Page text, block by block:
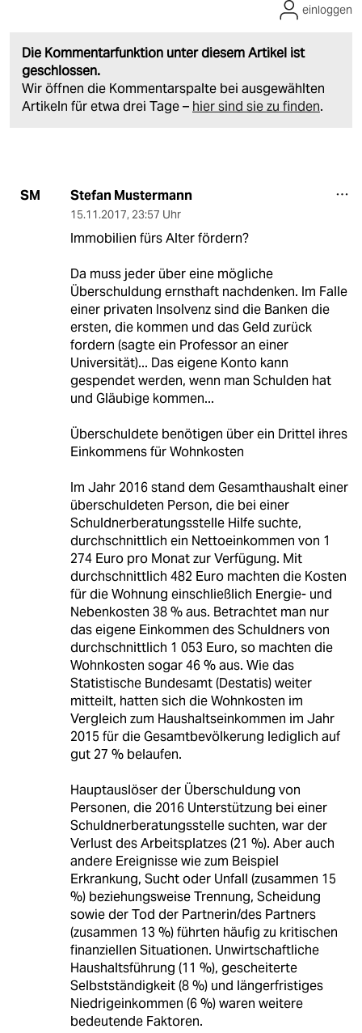
Die Kommentarfunktion unter diesem Artikel ist
geschlossen.
Wir öffnen die Kommentarspalte bei ausgewählten
Artikeln für etwa drei Tage – hier sind sie zu finden.
einloggen
SM Stefan Mustermann
15.11.2017, 23:57 Uhr
Immobilien fürs Alter fördern?
Da muss jeder über eine mögliche
Überschuldung ernsthaft nachdenken. Im Falle
einer privaten Insolvenz sind die Banken die
ersten, die kommen und das Geld zurück
fordern (sagte ein Professor an einer
Universität)... Das eigene Konto kann
gespendet werden, wenn man Schulden hat
und Gläubige kommen...
Überschuldete benötigen über ein Drittel ihres
Einkommens für Wohnkosten
Im Jahr 2016 stand dem Gesamthaushalt einer
überschuldeten Person, die bei einer
Schuldnerberatungsstelle Hilfe suchte,
durchschnittlich ein Nettoeinkommen von 1
274 Euro pro Monat zur Verfügung. Mit
durchschnittlich 482 Euro machten die Kosten
für die Wohnung einschließlich Energie- und
Nebenkosten 38 % aus. Betrachtet man nur
das eigene Einkommen des Schuldners von
durchschnittlich 1 053 Euro, so machten die
Wohnkosten sogar 46 % aus. Wie das
Statistische Bundesamt (Destatis) weiter
mitteilt, hatten sich die Wohnkosten im
Vergleich zum Haushaltseinkommen im Jahr
2015 für die Gesamtbevölkerung lediglich auf
gut 27 % belaufen.
Hauptauslöser der Überschuldung von
Personen, die 2016 Unterstützung bei einer
Schuldnerberatungsstelle suchten, war der
Verlust des Arbeitsplatzes (21 %). Aber auch
andere Ereignisse wie zum Beispiel
Erkrankung, Sucht oder Unfall (zusammen 15
%) beziehungsweise Trennung, Scheidung
sowie der Tod der Partnerin/des Partners
(zusammen 13 %) führten häufig zu kritischen
finanziellen Situationen. Unwirtschaftliche
Haushaltsführung (11 %), gescheiterte
Selbstständigkeit (8 %) und längerfristiges
Niedrigeinkommen (6 %) waren weitere
bedeutende Faktoren.